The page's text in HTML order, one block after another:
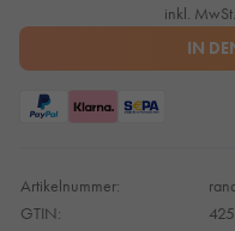
inkl.
IN
Artikelnummer:
GTIN: